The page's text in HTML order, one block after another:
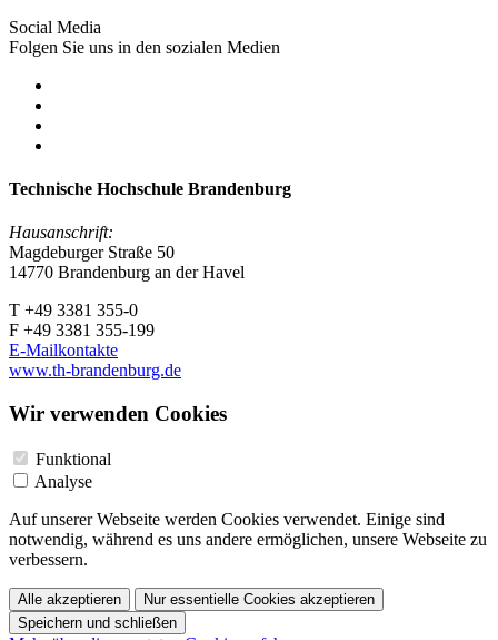
Social Media
Folgen Sie uns in den sozialen Medien
Technische Hochschule Brandenburg
Hausanschrift:
Magdeburger Straße 50
14770 Brandenburg an der Havel
T +49 3381 355-0
F +49 3381 355-199
E-Mailkontakte
www.th-brandenburg.de
Wir verwenden Cookies
Funktional
Analyse
Auf unserer Webseite werden Cookies verwendet. Einige sind
notwendig, während es uns andere ermöglichen, unsere Webseite zu
verbessern.
Alle akzeptieren
Nur essentielle Cookies akzeptieren
Speichern und schließen